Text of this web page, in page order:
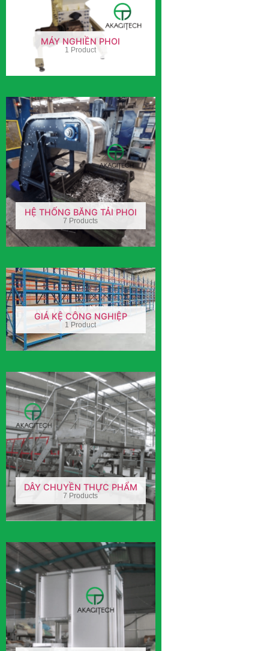
MÁY NGHIỀN PHOI
1 Product
HỆ THỐNG BĂNG TẢI PHOI
7 Products
GIÁ KỆ CÔNG NGHIỆP
1 Product
DÂY CHUYỀN THỰC PHẨM
7 Products